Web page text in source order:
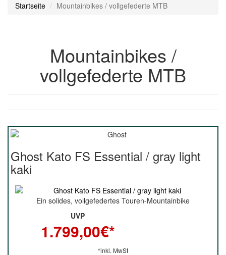
Startseite Mountainbikes / vollgefederte MTB
Mountainbikes /
vollgefederte MTB
Ghost Kato FS Essential / gray light
kaki
Ein solides, vollgefedertes Touren-Mountainbike
UVP
1.799,00€*
*inkl. MwSt